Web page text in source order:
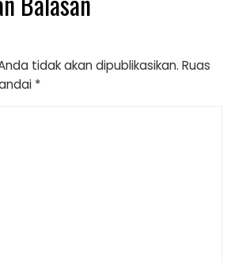
tidak akan dipublikasikan. Ruas
*